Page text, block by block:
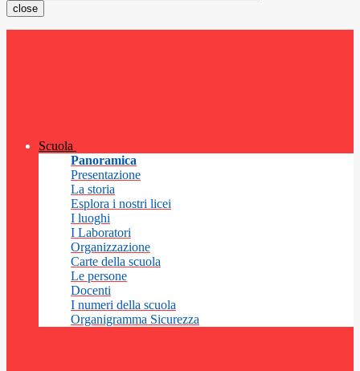
close
Scuola
Panoramica
Presentazione
La storia
Esplora i nostri licei
I luoghi
I Laboratori
Organizzazione
Carte della scuola
Le persone
Docenti
I numeri della scuola
Organigramma Sicurezza